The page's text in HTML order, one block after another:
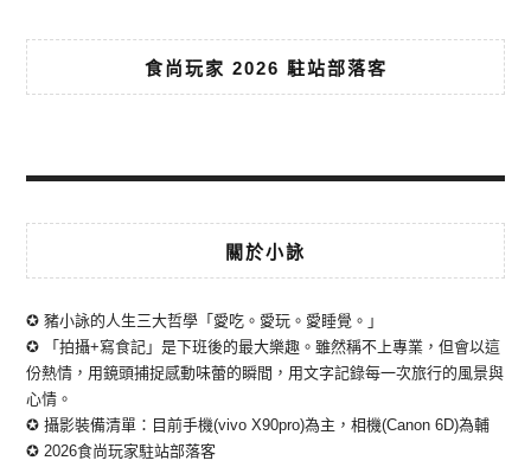
食尚玩家 2026 駐站部落客
關於小詠
✪ 豬小詠的人生三大哲學「愛吃。愛玩。愛睡覺。」
✪ 「拍攝+寫食記」是下班後的最大樂趣。雖然稱不上專業，但會以這
份熱情，用鏡頭捕捉感動味蕾的瞬間，用文字記錄每一次旅行的風景與
心情。
✪ 攝影裝備清單：目前手機(vivo X90pro)為主，相機(Canon 6D)為輔
✪ 2026食尚玩家駐站部落客